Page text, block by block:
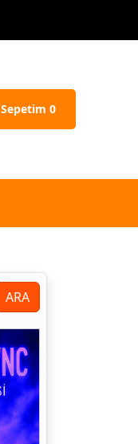
Sepetim 0
ARA